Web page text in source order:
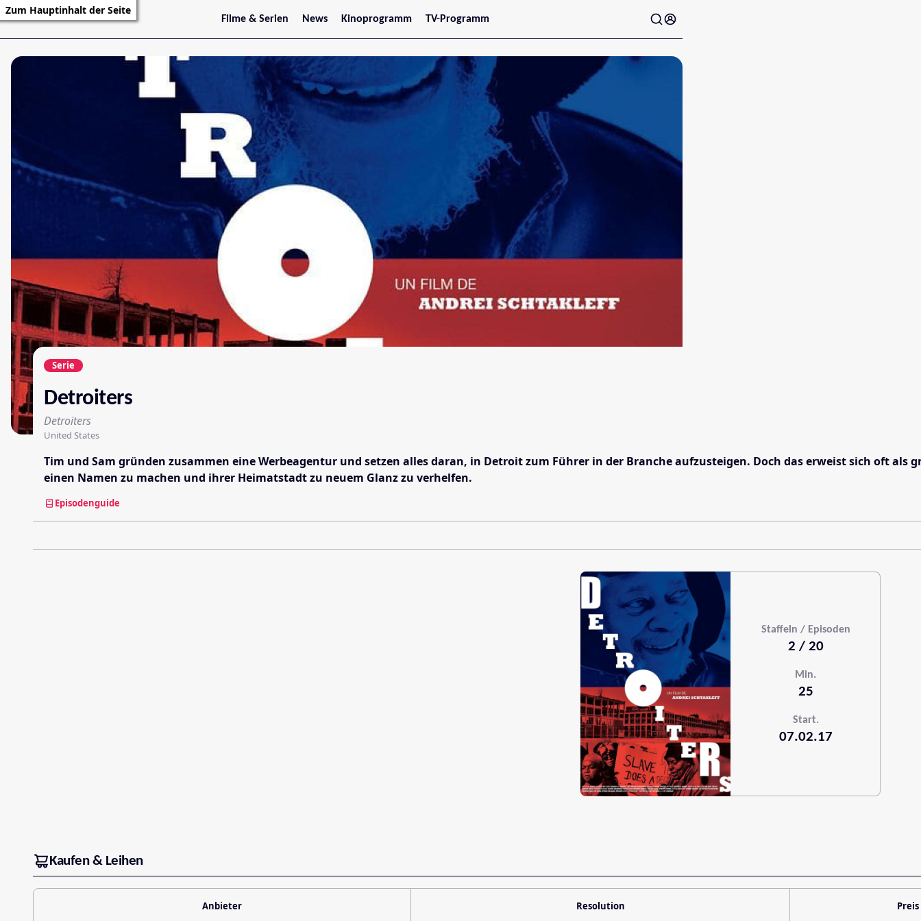
Zum Hauptinhalt der Seite
Filme & Serien
Trailer
Filmarchiv
Serienarchiv
News
Stars
Kinoprogramm
Jetzt im Kino
Oberösterreich
Steiermark
TV-Programm
Serie
Detroiters
Detroiters
United States
Tim und Sam gründen zusammen eine Werbeagentur und setzen alles daran, in Detroit zum Führer in der Branche aufzusteigen. Doch das erweist sich oft
einen Namen zu machen und ihrer Heimatstadt zu neuem Glanz zu verhelfen.
Episodenguide
Staffeln / Episoden
2 / 20
Min.
25
Start.
07.02.17
Kaufen & Leihen
Anbieter Resolution Preis